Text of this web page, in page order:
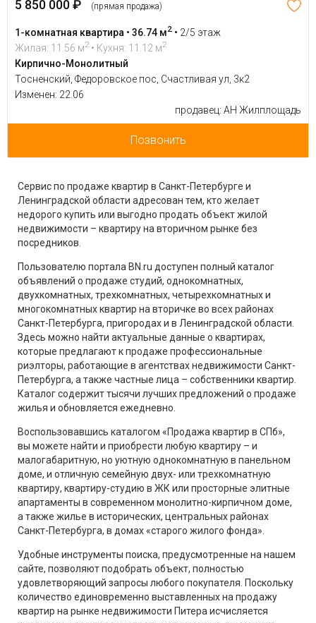
5 850 000 ₽ (прямая продажа)
1-комнатная квартира • 36.74 м2 • 2/5 этаж
Жилая: 11.56 м2 • Кухня: 11.12 м2
Кирпично-Монолитный
Тосненский, Федоровское пос, Счастливая ул, 3к2
Изменен: 22.06
продавец: АН Жилплощадь
Позвонить
Сервис по продаже квартир в Санкт-Петербурге и
Ленинградской области адресован тем, кто желает
недорого купить или выгодно продать объект жилой
недвижимости – квартиру на вторичном рынке без
посредников.
Пользователю портала BN.ru доступен полный каталог
объявлений о продаже студий, однокомнатных,
двухкомнатных, трехкомнатных, четырехкомнатных и
многокомнатных квартир на вторичке во всех районах
Санкт-Петербурга, пригородах и в Ленинградской области.
Здесь можно найти актуальные данные о квартирах,
которые предлагают к продаже профессиональные
риэлторы, работающие в агентствах недвижимости Санкт-
Петербурга, а также частные лица – собственники квартир.
Каталог содержит тысячи лучших предложений о продаже
жилья и обновляется ежедневно.
Воспользовавшись каталогом «Продажа квартир в СПб»,
вы можете найти и приобрести любую квартиру – и
малогабаритную, но уютную однокомнатную в панельном
доме, и отличную семейную двух- или трехкомнатную
квартиру, квартиру-студию в ЖК или просторные элитные
апартаменты в современном монолитно-кирпичном доме,
а также жилье в исторических, центральных районах
Санкт-Петербурга, в домах «старого жилого фонда».
Удобные инструменты поиска, предусмотренные на нашем
сайте, позволяют подобрать объект, полностью
удовлетворяющий запросы любого покупателя. Поскольку
количество единовременно выставленных на продажу
квартир на рынке недвижимости Питера исчисляется